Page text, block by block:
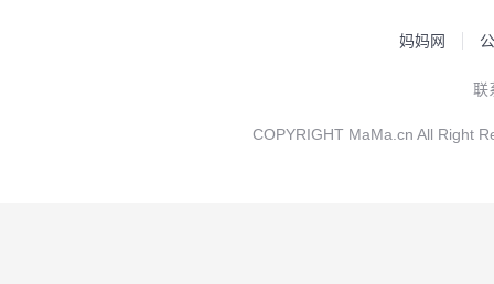
妈妈网
联
COPYRIGHT MaMa.cn All Right